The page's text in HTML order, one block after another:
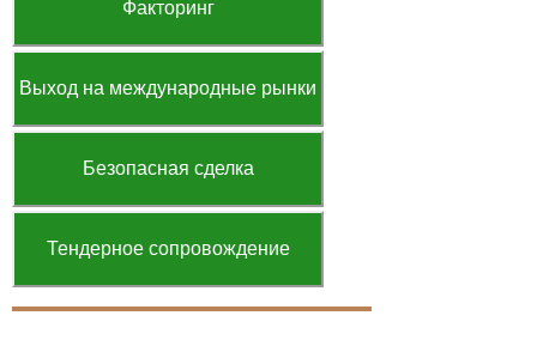
Факторинг
Выход на международные рынки
Безопасная сделка
Тендерное сопровождение